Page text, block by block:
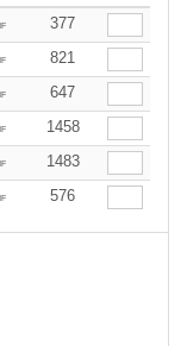
377
821
647
1458
1483
576